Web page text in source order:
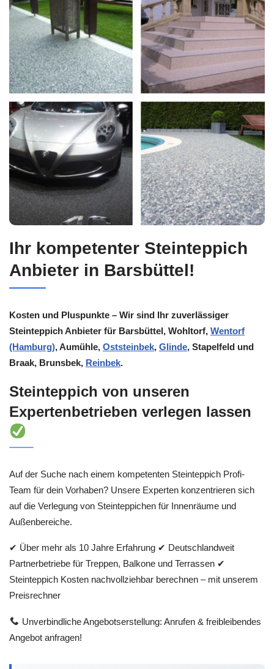
Ihr kompetenter Steinteppich
Anbieter in Barsbüttel!
Kosten und Pluspunkte – Wir sind Ihr zuverlässiger
Steinteppich Anbieter für Barsbüttel, Wohltorf, Wentorf
(Hamburg), Aumühle, Oststeinbek, Glinde, Stapelfeld und
Braak, Brunsbek, Reinbek.
Steinteppich von unseren
Expertenbetrieben verlegen lassen
Auf der Suche nach einem kompetenten Steinteppich Profi-
Team für dein Vorhaben? Unsere Experten konzentrieren sich
auf die Verlegung von Steinteppichen für Innenräume und
Außenbereiche.
✔ Über mehr als 10 Jahre Erfahrung ✔ Deutschlandweit
Partnerbetriebe für Treppen, Balkone und Terrassen ✔
Steinteppich Kosten nachvollziehbar berechnen – mit unserem
Preisrechner
Unverbindliche Angebotserstellung: Anrufen & freibleibendes
Angebot anfragen!